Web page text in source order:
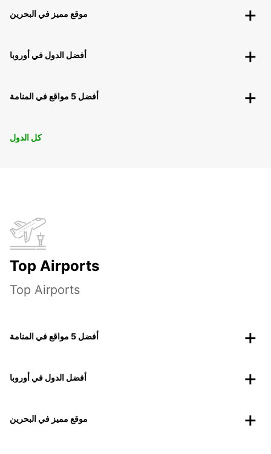
موقع مميز في البحرين
أفضل الدول في أوروبا
أفضل 5 مواقع في المنامة
كل الدول
Top Airports
Top Airports
أفضل 5 مواقع في المنامة
أفضل الدول في أوروبا
موقع مميز في البحرين